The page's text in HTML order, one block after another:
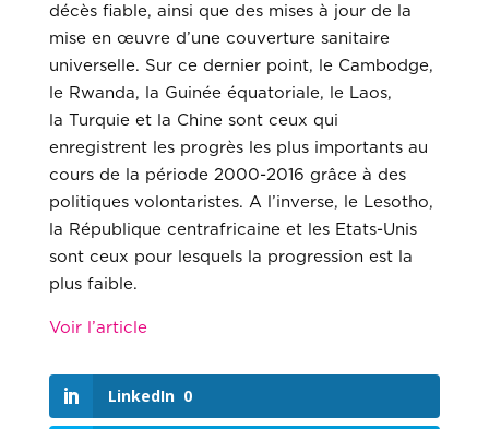
décès fiable, ainsi que des mises à jour de la
mise en œuvre d’une couverture sanitaire
universelle. Sur ce dernier point, le Cambodge,
le Rwanda, la Guinée équatoriale, le Laos,
la Turquie et la Chine sont ceux qui
enregistrent les progrès les plus importants au
cours de la période 2000-2016 grâce à des
politiques volontaristes. A l’inverse, le Lesotho,
la République centrafricaine et les Etats-Unis
sont ceux pour lesquels la progression est la
plus faible.
Voir l’article
LinkedIn 0